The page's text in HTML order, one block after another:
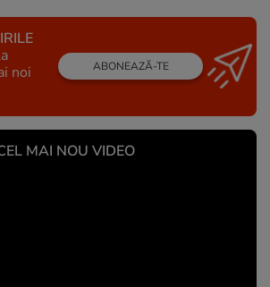
noi
ABONEAZĂ-TE
MAI NOU VIDEO